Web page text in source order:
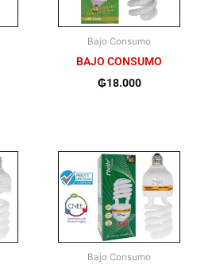
Bajo Consumo
BAJO CONSUMO
₲18.000
Bajo Consumo